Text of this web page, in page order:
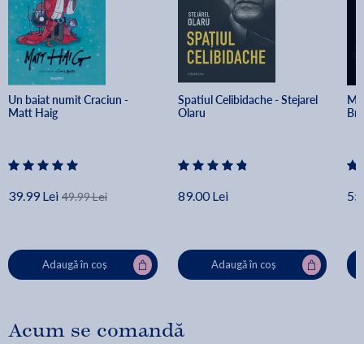
Un baiat numit Craciun -
Matt Haig
39.99 Lei 49.99 Lei
Adaugă în coș
Spatiul Celibidache - Stejarel
Olaru
89.00 Lei
Adaugă în coș
Acum se comandă